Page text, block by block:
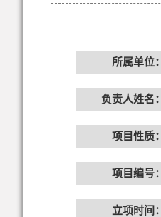
所属单位：
负责人姓名：
项目性质：
项目编号：
立项时间：